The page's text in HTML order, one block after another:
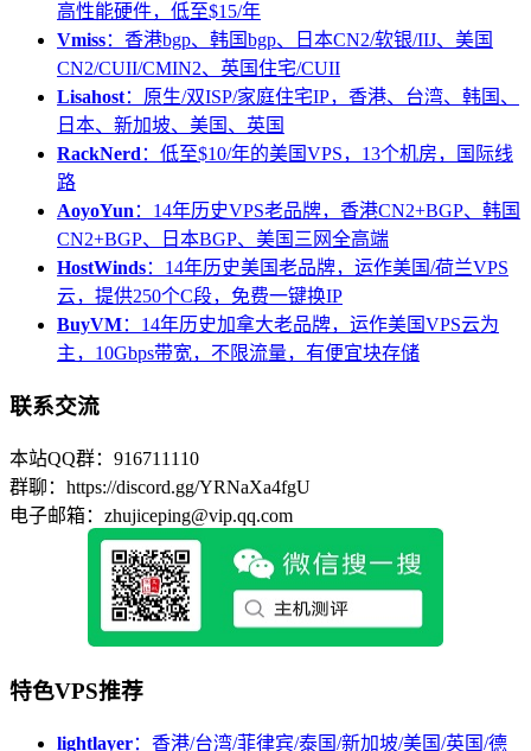
高性能硬件，低至$15/年
Vmiss：香港bgp、韩国bgp、日本CN2/软银/IIJ、美国
CN2/CUII/CMIN2、英国住宅/CUII
Lisahost：原生/双ISP/家庭住宅IP，香港、台湾、韩国、
日本、新加坡、美国、英国
RackNerd ：低至$10/年的美国VPS，13个机房，国际线
路
AoyoYun ：14年历史VPS老品牌，香港CN2+BGP、韩国
CN2+BGP、日本BGP、美国三网全高端
HostWinds：14年历史美国老品牌，运作美国/荷兰VPS
云，提供250个C段，免费一键换IP
BuyVM：14年历史加拿大老品牌，运作美国VPS云为
主，10Gbps带宽，不限流量，有便宜块存储
联系交流
本站QQ群：916711110
群聊：https://discord.gg/YRNaXa4fgU
电子邮箱：zhujiceping@vip.qq.com
特色VPS推荐
lightlayer：香港/台湾/菲律宾/泰国/新加坡/美国/英国/德